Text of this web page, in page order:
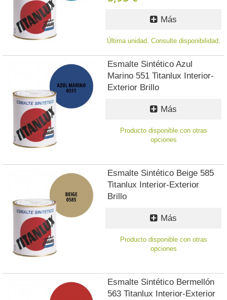
Más
Última unidad. Consulte disponibilidad.
Esmalte Sintético Azul
Marino 551 Titanlux Interior-
Exterior Brillo
Más
Producto disponible con otras
opciones
Esmalte Sintético Beige 585
Titanlux Interior-Exterior
Brillo
Más
Producto disponible con otras
opciones
Esmalte Sintético Bermellón
563 Titanlux Interior-Exterior